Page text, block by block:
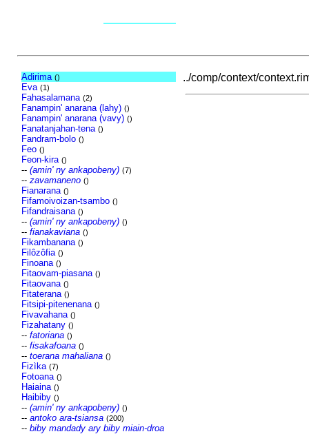
Adirima ()
Eva (1)
Fahasalamana (2)
Fanampin' anarana (lahy) ()
Fanampin' anarana (vavy) ()
Fanatanjahan-tena ()
Fandram-bolo ()
Feo ()
Feon-kira ()
-- (amin' ny ankapobeny) (7)
-- zavamaneno ()
Fianarana ()
Fifamoivoizan-tsambo ()
Fifandraisana ()
-- (amin' ny ankapobeny) ()
-- fianakaviana ()
Fikambanana ()
Filôzôfia ()
Finoana ()
Fitaovam-piasana ()
Fitaovana ()
Fitaterana ()
Fitsipi-pitenenana ()
Fivavahana ()
Fizahatany ()
-- fatoriana ()
-- fisakafoana ()
-- toerana mahaliana ()
Fizìka (7)
Fotoana ()
Haiaina ()
Haibiby ()
-- (amin' ny ankapobeny) ()
-- antoko ara-tsiansa (200)
-- biby mandady ary biby miain-droa
../comp/context/